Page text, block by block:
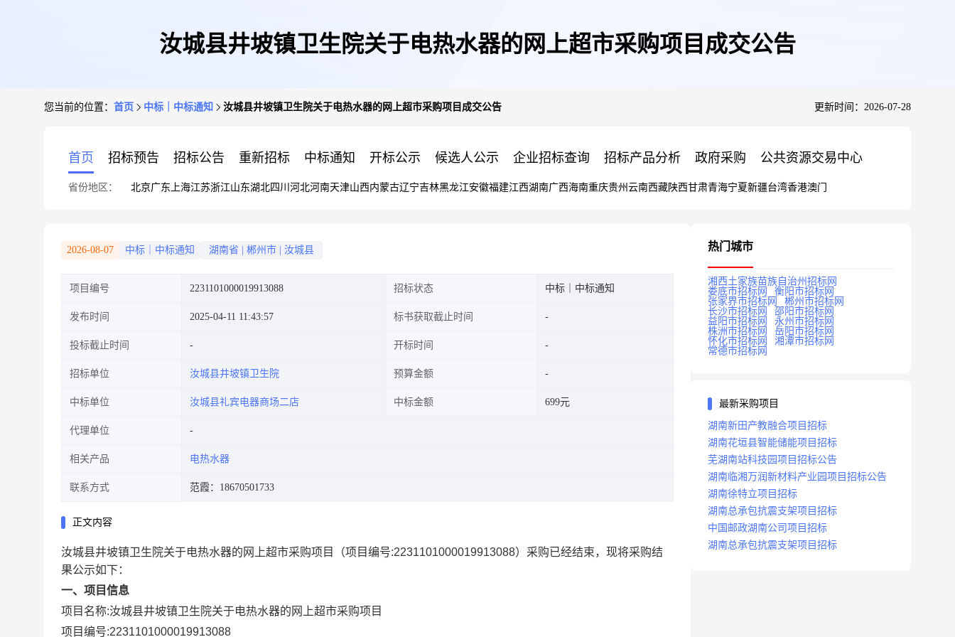
汝城县井坡镇卫生院关于电热水器的网上超市采购项目成交公告
您当前的位置： 首页 中标｜中标通知 汝城县井坡镇卫生院关于电热水器的网上超市采购项目成交公告 更新时间：2026-07-28
首页 招标预告 招标公告 重新招标 中标通知 开标公示 候选人公示 企业招标查询 招标产品分析 政府采购 公共资源交易中心
省份地区： 北京广东 上海江苏浙江山东湖北四川 河北河南天津山西内蒙古辽宁吉林黑龙江安徽福建江西湖南广西海南重庆贵州 云南西藏陕西甘肃青海宁夏新疆台湾香港澳门
2026-08-07 中标｜中标通知 湖南省 郴州市 汝城县
项目编号 2231101000019913088 招标状态 中标｜中标通知
发布时间 2025-04-11 11:43:57 标书获取截止时间
投标截止时间 开标时间
招标单位 汝城县井坡镇卫生院 预算金额
中标单位 汝城县礼宾电器商场二店 中标金额 699元
代理单位
相关产品 电热水器
联系方式 范霞：18670501733
正文内容
汝城县井坡镇卫生院关于电热水器的网上超市采购项目 （项目编号:2231101000019913088）采购已经结束，现将采购结
果公示如下：
一、项目信息
项目名称:汝城县井坡镇卫生院关于电热水器的网上超市采购项目
项目编号:2231101000019913088
热门城市
湘西土家族苗族自治州招标网
娄底市招标网
衡阳市招标网
张家界市招标网
郴州市招标网
长沙市招标网
邵阳市招标网
益阳市招标网
永州市招标网
株洲市招标网
岳阳市招标网
怀化市招标网
湘潭市招标网
常德市招标网
最新采购项目
湖南新田产教融合项目招标
湖南花垣县智能储能项目招标
芜湖南站科技园项目招标公告
湖南临湘万润新材料产业园项目招标公告
湖南徐特立项目招标
湖南总承包抗震支架项目招标
中国邮政湖南公司项目招标
湖南总承包抗震支架项目招标